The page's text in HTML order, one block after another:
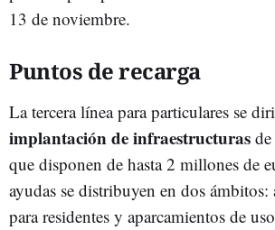
13 de noviembre.
Puntos de recarga
La tercera línea para particulares se
implantación de infraestructuras
que disponen de hasta 2 millones de
ayudas se distribuyen en dos ámbitos:
para residentes y aparcamientos de uso